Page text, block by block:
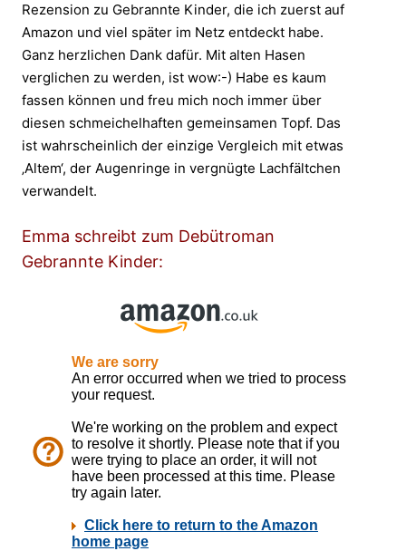
Rezension zu Gebrannte Kinder, die ich zuerst auf
Amazon und viel später im Netz entdeckt habe.
Ganz herzlichen Dank dafür. Mit alten Hasen
verglichen zu werden, ist wow:-) Habe es kaum
fassen können und freu mich noch immer über
diesen schmeichelhaften gemeinsamen Topf. Das
ist wahrscheinlich der einzige Vergleich mit etwas
‚Altem‘, der Augenringe in vergnügte Lachfältchen
verwandelt.
Emma schreibt zum Debütroman
Gebrannte Kinder: